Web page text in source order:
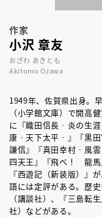
作家
小沢 章友
おざわ あきとも
Akitomo Ozawa
1949年、佐賀県出身。
（小学館文庫）で開高
に『織田信長‐炎の生
康‐天下太平‐』『黒田
謙信』『真田幸村‐風
四天王』『飛べ！ 龍馬
『西遊記（新装版）』
語には定評がある。歴
（講談社）、『三島転
社）などがある。